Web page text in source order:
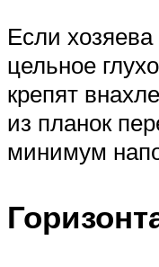
Если хозяева
цельное
крепят
из планок
минимум